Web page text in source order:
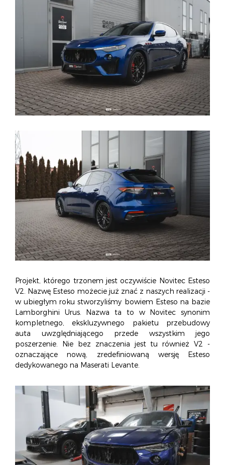
Projekt, którego trzonem jest oczywiście Novitec Esteso
V2. Nazwę Esteso możecie już znać z naszych realizacji -
w ubiegłym roku stworzyliśmy bowiem Esteso na bazie
Lamborghini Urus. Nazwa ta to w Novitec synonim
kompletnego, ekskluzywnego pakietu przebudowy
auta uwzględniającego przede wszystkim jego
poszerzenie. Nie bez znaczenia jest tu również V2 -
oznaczające nową, zredefiniowaną wersję Esteso
dedykowanego na Maserati Levante.